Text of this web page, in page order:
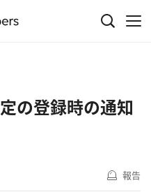
の登録時の通知
報告